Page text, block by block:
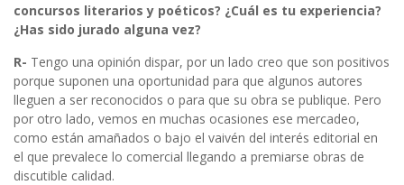
concursos literarios y poéticos? ¿Cuál es tu experiencia?
¿Has sido jurado alguna vez?
R- Tengo una opinión dispar, por un lado creo que son positivos
porque suponen una oportunidad para que algunos autores
lleguen a ser reconocidos o para que su obra se publique. Pero
por otro lado, vemos en muchas ocasiones ese mercadeo,
como están amañados o bajo el vaivén del interés editorial en
el que prevalece lo comercial llegando a premiarse obras de
discutible calidad.